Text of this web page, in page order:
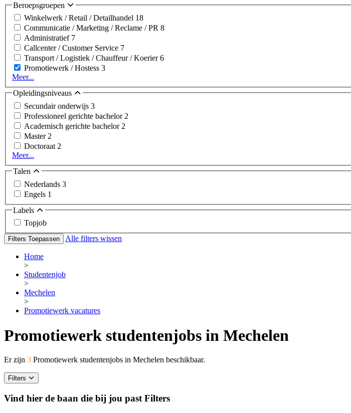
Beroepsgroepen
Winkelwerk / Retail / Detailhandel 18
Communicatie / Marketing / Reclame / PR 8
Administratief 7
Callcenter / Customer Service 7
Transport / Logistiek / Chauffeur / Koerier6
Promotiewerk / Hostess 3
Meer...
Opleidingsniveaus
Secundair onderwijs 3
Professioneel gerichte bachelor 2
Academisch gerichte bachelor 2
Master 2
Doctoraat 2
Meer...
Talen
Nederlands 3
Engels 1
Labels
Topjob
Filters Toepassen Alle filters wissen
Home
>
Studentenjob
>
Mechelen
>
Promotiewerk vacatures
Promotiewerk studentenjobs in Mechelen
Er zijn 3 Promotiewerk studentenjobs in Mechelen beschikbaar.
Filters
Vind hier de baan die bij jou past Filters